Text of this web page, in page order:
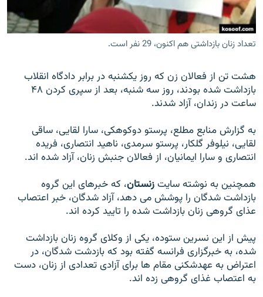
زبان‌های دیگر
تعداد زنان بازداشتی هم اکنون، 29 نفر است.
هشت تن از فعالان زن که روز يکشنبه در برابر دادگاه انقلاب
بازداشت شده بودند، روز سه شنبه، بعد از سپری کردن ۴۸
ساعت در زندان، آزاد شدند.
به گزارش منابع مطلع، پرستو دوکوهکی، سارا لقايی، ساقی
لقايی، نيلوفر گلکار، پرستو سرمدی، ناهيد انتصاری، فريده
انتصاری و سارا ايمانيان، از فعالان جنبش زنان، آزاد شده اند.
همچنین به نوشته سايتزنستان، که خبرهای اين گروه
بازداشت شدگان را پوشش می دهد، آزاد شدگان، خبر اعتصاب
عذای گروهی زنان بازداشت شده را تاييد کرده اند.
پيش از اين نسرين ستوده، يکی از وکلای گروه زنان بازداشت
شده، به خبرگزاری فرانسه گفته بود که بازدشت شدگان، در
اعتراض به عهدشکنی مقام ها برای آزادی تعدادی از زنان، دست
به اعتصاب غذای گروهی زده اند.